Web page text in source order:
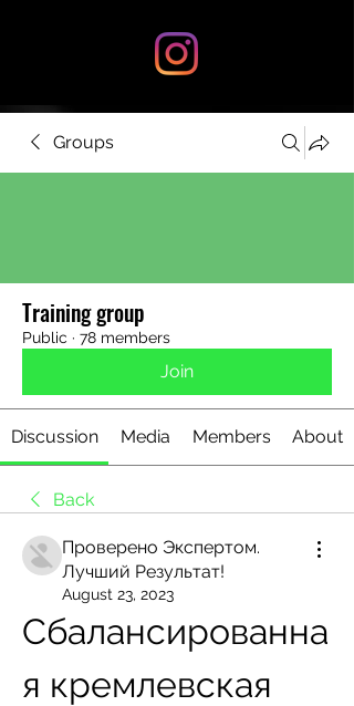
Groups
Training group
Public · 78 members
Join
Discussion Media Members About
Back
Проверено Экспертом.
Лучший Результат!
August 23, 2023
Сбалансированна
я кремлевская